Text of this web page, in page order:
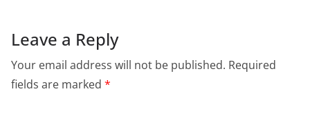
Leave a Reply
Your email address will not be published. Required
fields are marked *